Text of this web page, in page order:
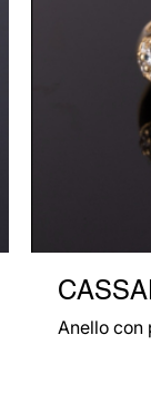
Anello con